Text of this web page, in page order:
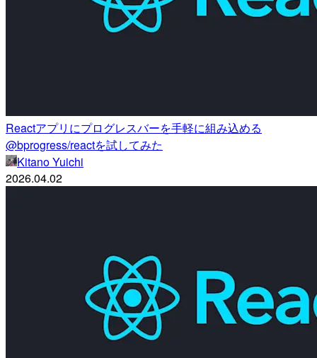
Reactアプリにプログレスバーを手軽に組み込める
@bprogress/reactを試してみた
Kitano Yuichi
2026.04.02